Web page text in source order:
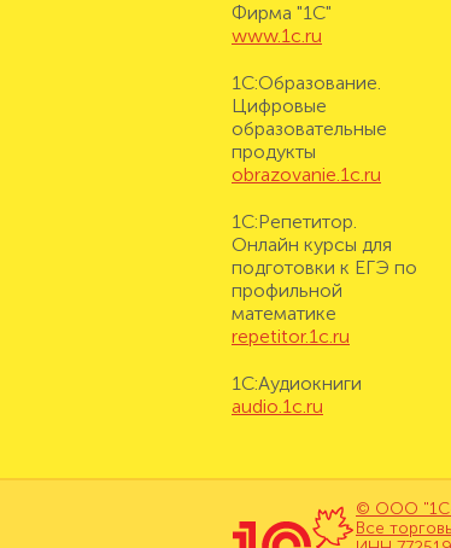
Фирма "1С"
www.1c.ru
1С:Образование.
Цифровые
образовательные
продукты
obrazovanie.1c.ru
1С:Репетитор.
Онлайн курсы для
подготовки к ЕГЭ по
профильной
математике
repetitor.1c.ru
1С:Аудиокниги
audio.1c.ru
© ООО "1С-
Все